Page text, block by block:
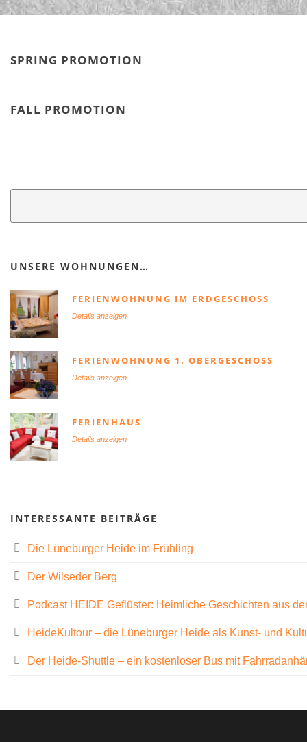
SPRING PROMOTION
FALL PROMOTION
UNSERE WOHNUNGEN…
FERIENWOHNUNG IM ERDGESCHOSS
Details anzeigen
FERIENWOHNUNG 1. OBERGESCHOSS
Details anzeigen
FERIENHAUS
Details anzeigen
INTERESSANTE BEITRÄGE
Die Lüneburger Heide im Frühling
Der Wilseder Berg
Podcast HEIDE Geflüster: Heimliche Geschichten aus
HeideKultour – die Lüneburger Heide als Kunst- und
Der Heide-Shuttle – ein kostenloser Bus mit